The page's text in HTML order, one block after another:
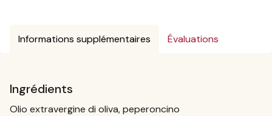
Informations supplémentaires Évaluations
Ingrédients
Olio extravergine di oliva, peperoncino